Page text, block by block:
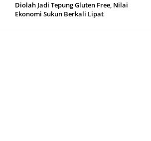
Diolah Jadi Tepung Gluten Free, Nilai
Ekonomi Sukun Berkali Lipat